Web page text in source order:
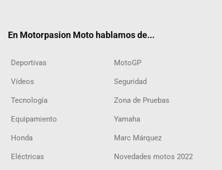
En Motorpasion Moto hablamos de...
Deportivas MotoGP
Vídeos Seguridad
Tecnología Zona de Pruebas
Equipamiento Yamaha
Honda Marc Márquez
Eléctricas Novedades motos 2022